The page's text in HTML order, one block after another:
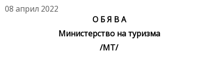
08 април 2022
О Б Я В А
Министерство на туризма
/МТ/